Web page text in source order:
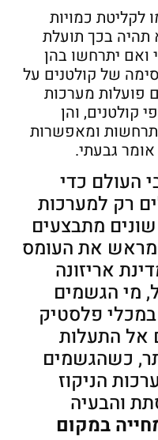
לקליטת כמויות
תהיה בכך תועלת
ואם יתרחשו בהן
של קולטנים על
פועלות מערכות
והן
ומאפשרות
גבעתי.
העולם כדי
רק למערכות
שונים מתבצעים
את העומס
אריזונה
מי הגשמים
פלסטיק
אל התעלות
כשהגשמים
הניקוז
והבעיה
במקום